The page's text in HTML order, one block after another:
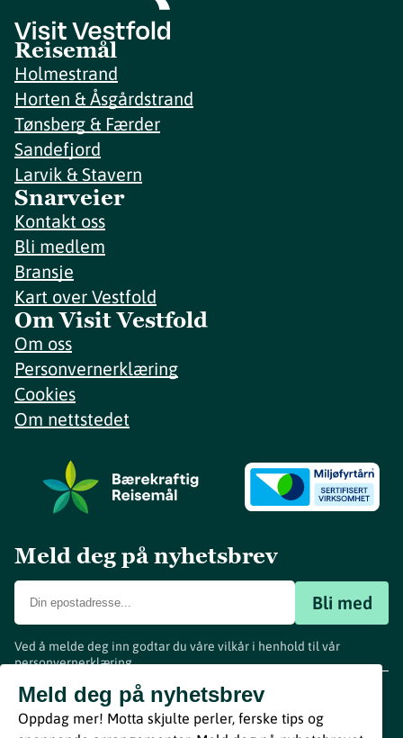
Reisemål
Holmestrand
Horten & Åsgårdstrand
Tønsberg & Færder
Sandefjord
Larvik & Stavern
Snarveier
Kontakt oss
Bli medlem
Bransje
Kart over Vestfold
Om Visit Vestfold
Om oss
Personvernerklæring
Cookies
Om nettstedet
Meld deg på nyhetsbrev
Bli med
Ved å melde deg inn godtar du våre vilkår i henhold til vår
personvernerklæring.
Meld deg på nyhetsbrev
Oppdag mer! Motta skjulte perler, ferske tips og
www.visitvestfold.com
Turistinformasjon